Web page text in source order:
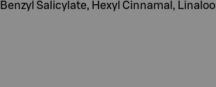
Salicylate, Hexyl Cinnamal, Linalool